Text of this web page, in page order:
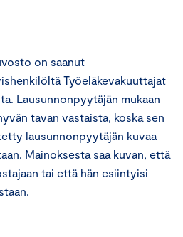
on saanut
Työeläkevakuuttajat
Lausunnonpyytäjän mukaan
tavan vastaista, koska sen
lausunnonpyytäjän kuvaa
Mainoksesta saa kuvan, että
tai että hän esiintyisi